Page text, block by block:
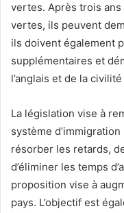
vertes. Après trois
vertes, ils peuvent
ils doivent également
supplémentaires et
l’anglais et de la
La législation vise à
système
résorber les retards,
d’éliminer les temps
proposition vise à
pays. L’objectif est